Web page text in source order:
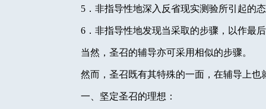
5 ．非指导性地深入反省现实测验所引起的
6 ．非指导性地发现当采取的步骤，以作最
当然，圣召的辅导亦可采用相似的步骤。
然而，圣召既有其特殊的一面，在辅导上
一、坚定圣召的理想：